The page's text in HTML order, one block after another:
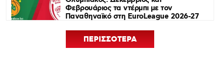
Φεβρουάριος τα ντέρμπι με τον
Παναθηναϊκό στη EuroLeague 2026-27
Euroleague Basketball+: Το ψηφιακό
ΠΕΡΙΣΣΟΤΕΡΑ